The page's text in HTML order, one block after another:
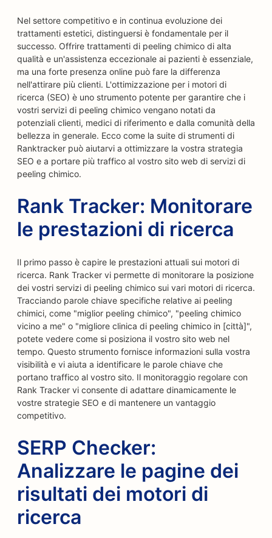
Nel settore competitivo e in continua evoluzione dei
trattamenti estetici, distinguersi è fondamentale per il
successo. Offrire trattamenti di peeling chimico di alta
qualità e un'assistenza eccezionale ai pazienti è essenziale,
ma una forte presenza online può fare la differenza
nell'attirare più clienti. L'ottimizzazione per i motori di
ricerca (SEO) è uno strumento potente per garantire che i
vostri servizi di peeling chimico vengano notati da
potenziali clienti, medici di riferimento e dalla comunità della
bellezza in generale. Ecco come la suite di strumenti di
Ranktracker può aiutarvi a ottimizzare la vostra strategia
SEO e a portare più traffico al vostro sito web di servizi di
peeling chimico.
Rank Tracker: Monitorare
le prestazioni di ricerca
Il primo passo è capire le prestazioni attuali sui motori di
ricerca. Rank Tracker vi permette di monitorare la posizione
dei vostri servizi di peeling chimico sui vari motori di ricerca.
Tracciando parole chiave specifiche relative ai peeling
chimici, come "miglior peeling chimico", "peeling chimico
vicino a me" o "migliore clinica di peeling chimico in [città]",
potete vedere come si posiziona il vostro sito web nel
tempo. Questo strumento fornisce informazioni sulla vostra
visibilità e vi aiuta a identificare le parole chiave che
portano traffico al vostro sito. Il monitoraggio regolare con
Rank Tracker vi consente di adattare dinamicamente le
vostre strategie SEO e di mantenere un vantaggio
competitivo.
SERP Checker:
Analizzare le pagine dei
risultati dei motori di
ricerca